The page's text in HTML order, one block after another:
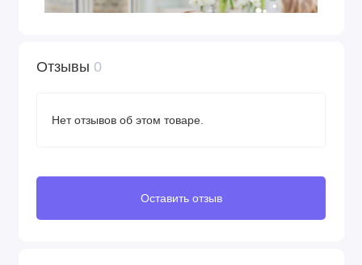
Отзывы 0
Нет отзывов об этом товаре.
Оставить отзыв